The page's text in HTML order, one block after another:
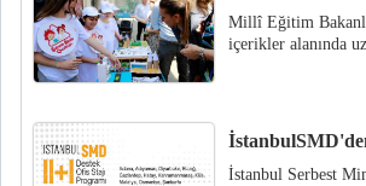
Millî Eğitim
içerikler alanında
İstanbul Serbest